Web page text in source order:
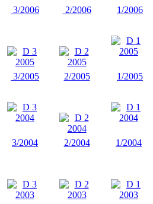
3/2006 2/2006
1/2006
3/2005 2/2005
1/2005
3/2004 2/2004
1/2004